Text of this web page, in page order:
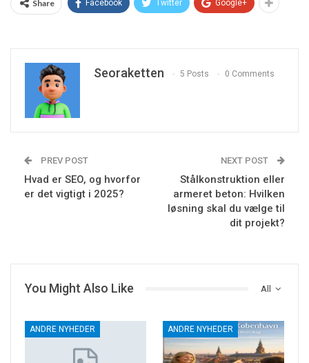
Share Facebook Twitter Google+
Seoraketten 5 Posts 0 Comments
PREV POST
Hvad er SEO, og hvorfor
er det vigtigt i 2025?
NEXT POST
Stålkonstruktion eller
armeret beton: Hvilken
løsning skal du vælge til
dit projekt?
All
You Might Also Like
ANDRE NYHEDER ANDRE NYHEDER